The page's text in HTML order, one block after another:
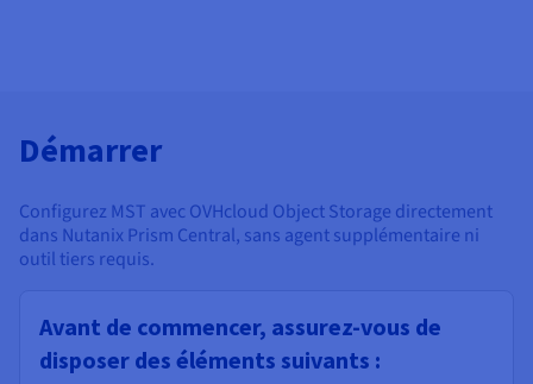
Démarrer
Configurez MST avec OVHcloud Object Storage directement
dans Nutanix Prism Central, sans agent supplémentaire ni
outil tiers requis.
Avant de commencer, assurez-vous de
disposer des éléments suivants :